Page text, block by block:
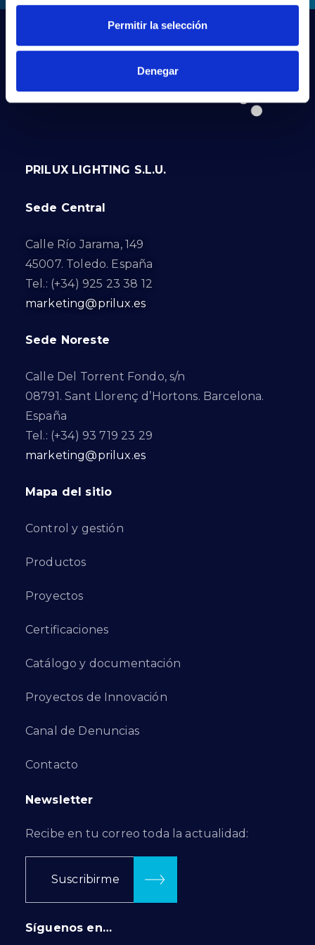
Permitir la selección
Denegar
PRILUX LIGHTING S.L.U.
Sede Central
Calle Río Jarama, 149
45007. Toledo. España
Tel.: (+34) 925 23 38 12
marketing@prilux.es
Sede Noreste
Calle Del Torrent Fondo, s/n
08791. Sant Llorenç d’Hortons. Barcelona.
España
Tel.: (+34) 93 719 23 29
marketing@prilux.es
Mapa del sitio
Control y gestión
Productos
Proyectos
Certificaciones
Catálogo y documentación
Proyectos de Innovación
Canal de Denuncias
Contacto
Newsletter
Recibe en tu correo toda la actualidad:
Suscribirme
Síguenos en…